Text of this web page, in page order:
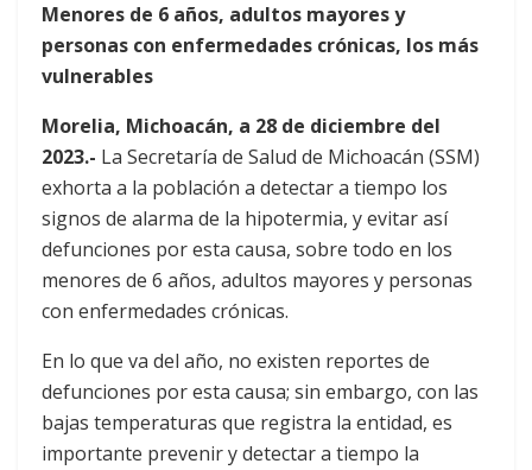
Menores de 6 años, adultos mayores y
personas con enfermedades crónicas, los más
vulnerables
Morelia, Michoacán, a 28 de diciembre del
2023.- La Secretaría de Salud de Michoacán (SSM)
exhorta a la población a detectar a tiempo los
signos de alarma de la hipotermia, y evitar así
defunciones por esta causa, sobre todo en los
menores de 6 años, adultos mayores y personas
con enfermedades crónicas.
En lo que va del año, no existen reportes de
defunciones por esta causa; sin embargo, con las
bajas temperaturas que registra la entidad, es
importante prevenir y detectar a tiempo la